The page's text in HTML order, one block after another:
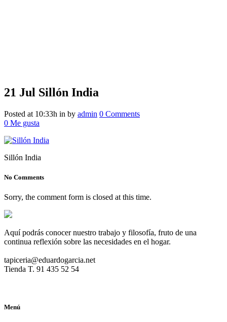
Sillón India
21 Jul Sillón India
Posted at 10:33h in by admin 0 Comments
0 Me gusta
Sillón India
No Comments
Sorry, the comment form is closed at this time.
Aquí podrás conocer nuestro trabajo y filosofía, fruto de una
continua reflexión sobre las necesidades en el hogar.
tapiceria@eduardogarcia.net
Tienda T. 91 435 52 54
Menú